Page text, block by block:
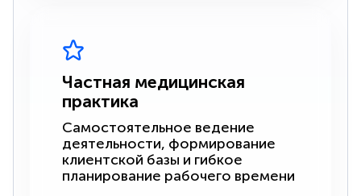
Частная медицинская
практика
Самостоятельное ведение
деятельности, формирование
клиентской базы и гибкое
планирование рабочего времени